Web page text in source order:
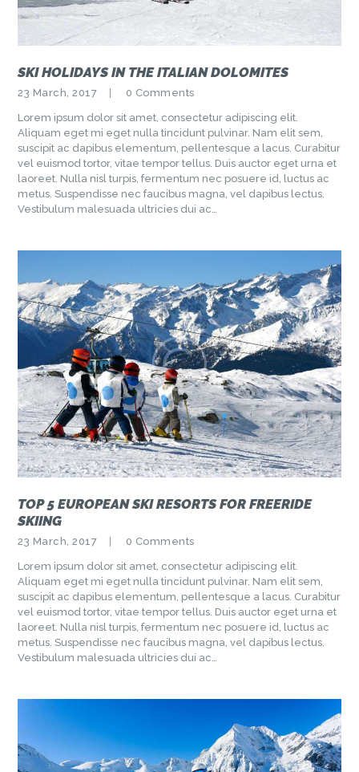
SKI HOLIDAYS IN THE ITALIAN DOLOMITES
23 March, 2017 0 Comments
Lorem ipsum dolor sit amet, consectetur adipiscing elit.
Aliquam eget mi eget nulla tincidunt pulvinar. Nam elit sem,
suscipit ac dapibus elementum, pellentesque a lacus. Curabitur
vel euismod tortor, vitae tempor tellus. Duis auctor eget urna et
laoreet. Nulla nisl turpis, fermentum nec posuere id, luctus ac
metus. Suspendisse nec faucibus magna, vel dapibus lectus.
Vestibulum malesuada ultricies dui ac…
TOP 5 EUROPEAN SKI RESORTS FOR FREERIDE
SKIING
23 March, 2017 0 Comments
Lorem ipsum dolor sit amet, consectetur adipiscing elit.
Aliquam eget mi eget nulla tincidunt pulvinar. Nam elit sem,
suscipit ac dapibus elementum, pellentesque a lacus. Curabitur
vel euismod tortor, vitae tempor tellus. Duis auctor eget urna et
laoreet. Nulla nisl turpis, fermentum nec posuere id, luctus ac
metus. Suspendisse nec faucibus magna, vel dapibus lectus.
Vestibulum malesuada ultricies dui ac…